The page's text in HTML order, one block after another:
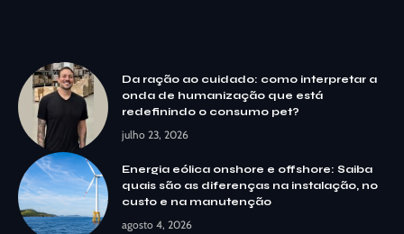
Da ração ao cuidado: como interpretar a
onda de humanização que está
redefinindo o consumo pet?
julho 23, 2026
Energia eólica onshore e offshore: Saiba
quais são as diferenças na instalação, no
custo e na manutenção
agosto 4, 2026